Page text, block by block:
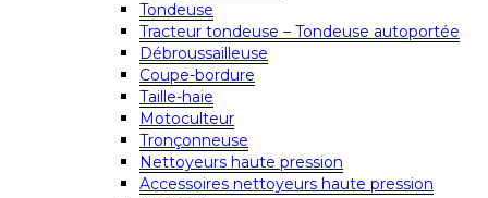
Tondeuse
Tracteur tondeuse – Tondeuse autoportée
Débroussailleuse
Coupe-bordure
Taille-haie
Motoculteur
Tronçonneuse
Nettoyeurs haute pression
Accessoires nettoyeurs haute pression